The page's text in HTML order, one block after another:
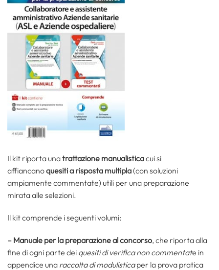
Il kit riporta unatrattazione manualisticacui si
affiancanoquesiti a risposta multipla(con soluzioni
ampiamente commentate) utili per una preparazione
mirata alle selezioni.
Il kit comprende i seguenti volumi:
– Manuale per la preparazione al concorso, che riporta alla
fine di ogni parte dei quesiti di verifica non commentate in
appendice una raccolta di modulisticaper la prova pratica